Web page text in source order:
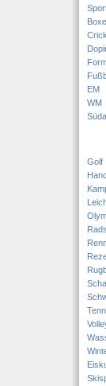
EM
WM
Golf